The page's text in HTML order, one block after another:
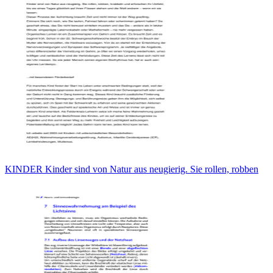
KINDER Kinder sind von Natur aus neugierig. Sie rollen, robben